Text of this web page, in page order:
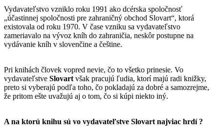
Vydavateľstvo vzniklo roku 1991 ako dcérska spoločnosť
„účastinnej spoločnosti pre zahraničný obchod Slovart“, ktorá
existovala od roku 1970. V čase vzniku sa vydavateľstvo
zameriavalo na vývoz kníh do zahraničia, neskôr postupne na
vydávanie kníh v slovenčine a češtine.
Pri knihách človek vopred nevie, čo to všetko prinesie. Vo
vydavateľstve Slovart však pracujú ľudia, ktorí majú radi knižky,
preto si vyberajú podľa toho, čo pokladajú za dobré a samozrejme,
že pritom ešte uvažujú aj o tom, čo si kúpi niekto iný.
A na ktorú knihu sú vo vydavateľstve Slovart najviac hrdí ?